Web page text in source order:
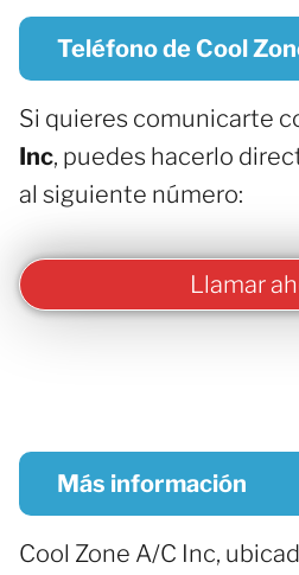
Teléfono de Cool
Si quieres comunicarte
Inc, puedes hacerlo
al siguiente número:
Llamar
Más información
Cool Zone A/C Inc,